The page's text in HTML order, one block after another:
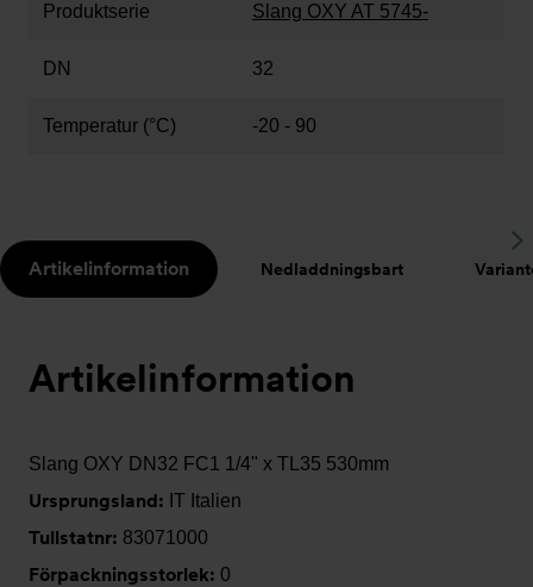
Produktserie Slang OXY AT 5745-
DN 32
Temperatur (°C) -20 - 90
Artikelinformation Nedladdningsbart
Artikelinformation
Slang OXY DN32 FC1 1/4" x TL35 530mm
Ursprungsland: IT Italien
Tullstatnr: 83071000
Förpackningsstorlek: 0